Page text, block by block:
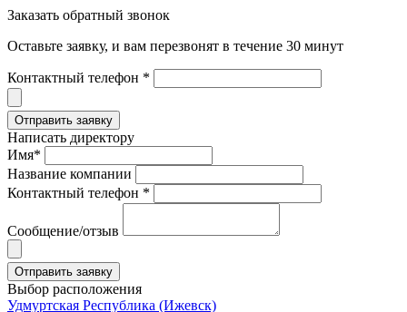
Заказать обратный звонок
Оставьте заявку, и вам перезвонят в течение 30 минут
Контактный телефон *
Написать директору
Имя*
Название компании
Контактный телефон *
Сообщение/отзыв
Выбор расположения
Удмуртская Республика (Ижевск)